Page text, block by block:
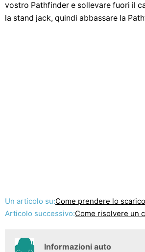
vostro Pathfinder e sollevare fuori il
la stand jack, quindi abbassare la
Un articolo su:Come prendere lo scarico
Articolo successivo:Come risolvere un collettore
Informazioni auto